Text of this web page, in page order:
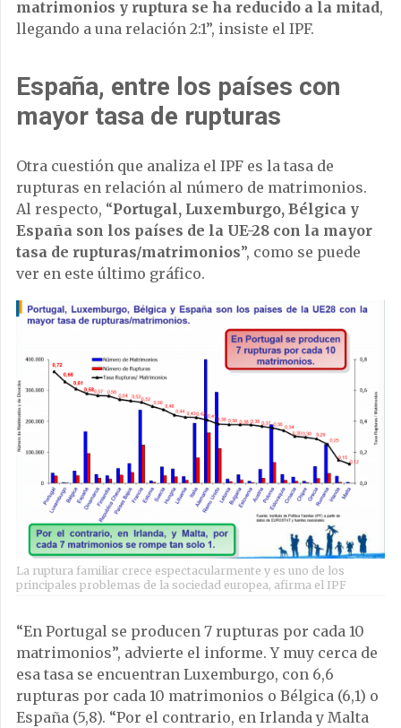
matrimonios y ruptura se ha reducido a la mitad,
llegando a una relación 2:1”, insiste el IPF.
España, entre los países con
mayor tasa de rupturas
Otra cuestión que analiza el IPF es la tasa de
rupturas en relación al número de matrimonios.
Al respecto, “Portugal, Luxemburgo, Bélgica y
España son los países de la UE-28 con la mayor
tasa de rupturas/matrimonios”, como se puede
ver en este último gráfico.
La ruptura familiar crece espectacularmente y es uno de los
principales problemas de la sociedad europea, afirma el IPF
“En Portugal se producen 7 rupturas por cada 10
matrimonios”, advierte el informe. Y muy cerca de
esa tasa se encuentran Luxemburgo, con 6,6
rupturas por cada 10 matrimonios o Bélgica (6,1) o
España (5,8). “Por el contrario, en Irlanda y Malta